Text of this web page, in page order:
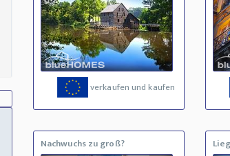
verkaufen und kaufen
Nachwuchs zu groß?